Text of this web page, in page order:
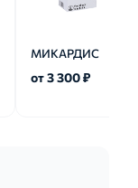
МИКАРДИС
от 3 300 ₽